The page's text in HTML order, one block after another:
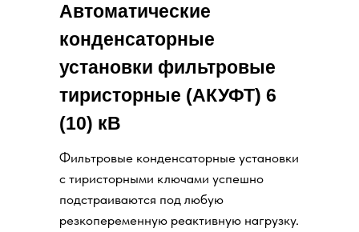
Автоматические
конденсаторные
установки фильтровые
тиристорные (АКУФТ) 6
(10) кВ
Фильтровые конденсаторные установки
с тиристорными ключами успешно
подстраиваются под любую
резкопеременную реактивную нагрузку.